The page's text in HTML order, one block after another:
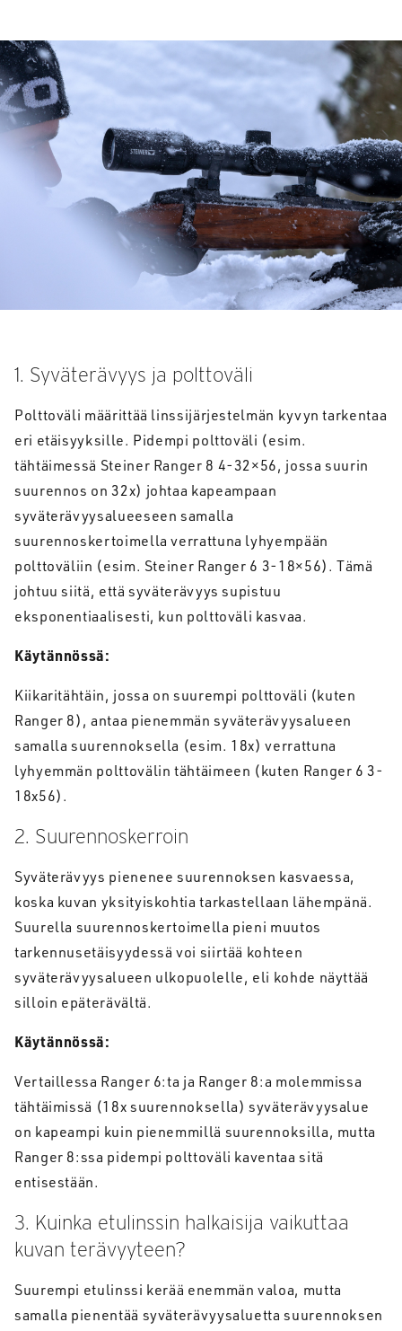
1. Syväterävyys ja polttoväli
Polttoväli määrittää linssijärjestelmän kyvyn tarkentaa
eri etäisyyksille. Pidempi polttoväli (esim.
tähtäimessä Steiner Ranger 8 4-32×56, jossa suurin
suurennos on 32x) johtaa kapeampaan
syväterävyysalueeseen samalla
suurennoskertoimella verrattuna lyhyempään
polttoväliin (esim. Steiner Ranger 6 3-18×56). Tämä
johtuu siitä, että syväterävyys supistuu
eksponentiaalisesti, kun polttoväli kasvaa.
Käytännössä:
Kiikaritähtäin, jossa on suurempi polttoväli (kuten
Ranger 8), antaa pienemmän syväterävyysalueen
samalla suurennoksella (esim. 18x) verrattuna
lyhyemmän polttovälin tähtäimeen (kuten Ranger 6 3-
18x56).
2. Suurennoskerroin
Syväterävyys pienenee suurennoksen kasvaessa,
koska kuvan yksityiskohtia tarkastellaan lähempänä.
Suurella suurennoskertoimella pieni muutos
tarkennusetäisyydessä voi siirtää kohteen
syväterävyysalueen ulkopuolelle, eli kohde näyttää
silloin epäterävältä.
Käytännössä:
Vertaillessa Ranger 6:ta ja Ranger 8:a molemmissa
tähtäimissä (18x suurennoksella) syväterävyysalue
on kapeampi kuin pienemmillä suurennoksilla, mutta
Ranger 8:ssa pidempi polttoväli kaventaa sitä
entisestään.
3. Kuinka etulinssin halkaisija vaikuttaa
kuvan terävyyteen?
Suurempi etulinssi kerää enemmän valoa, mutta
samalla pienentää syväterävyysaluetta suurennoksen